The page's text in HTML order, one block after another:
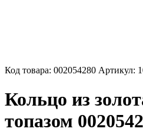
Код товара: 002054280 Артикул:
Кольцо из
топазом